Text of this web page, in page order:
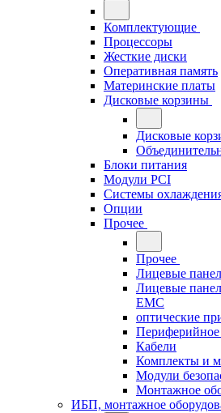
Комплектующие
Процессоры
Жесткие диски
Оперативная память
Материнские платы
Дисковые корзины
Дисковые
Блоки питания
Модули PCI
Системы
Опции
Прочее
Прочее
Лицевые
Лицевые
EMC
оптические
Периферийное
Кабели
Комплекты и
Модули
Монтажное
ИБП, монтажное